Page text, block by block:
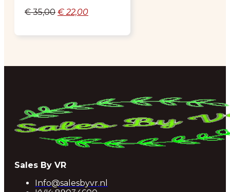
€35,00 Oorspronkelijke
€22,00Huidige
Sales By VR
Info@salesbyvr.nl